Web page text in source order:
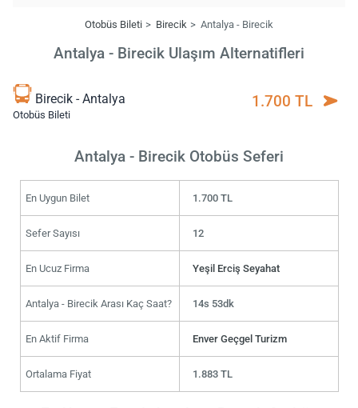
Otobüs Bileti Birecik Antalya - Birecik
Antalya - Birecik Ulaşım Alternatifleri
Birecik - Antalya
Otobüs Bileti
1.700 TL
Antalya - Birecik Otobüs Seferi
En Uygun Bilet 1.700 TL
Sefer Sayısı 12
En Ucuz Firma Yeşil Erciş Seyahat
Antalya - Birecik Arası Kaç Saat? 14s 53dk
En Aktif Firma Enver Geçgel Turizm
Ortalama Fiyat 1.883 TL